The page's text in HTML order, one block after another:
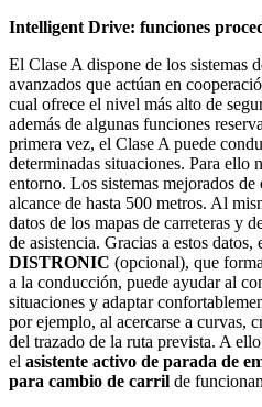
Intelligent Drive: funciones
El Clase A dispone de los sistemas
avanzados que actúan en
cual ofrece el nivel más alto de
además de algunas funciones
primera vez, el Clase A puede
determinadas situaciones. Para ello
entorno. Los sistemas mejorados
alcance de hasta 500 metros. Al
datos de los mapas de carreteras y
de asistencia. Gracias a estos datos,
DISTRONIC (opcional), que
a la conducción, puede ayudar al
situaciones y adaptar
por ejemplo, al acercarse a curvas,
del trazado de la ruta prevista. A
el asistente activo de parada de
para cambio de carril de